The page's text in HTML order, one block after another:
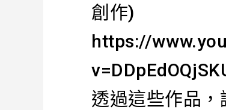
創作)
https://
透過這些作品